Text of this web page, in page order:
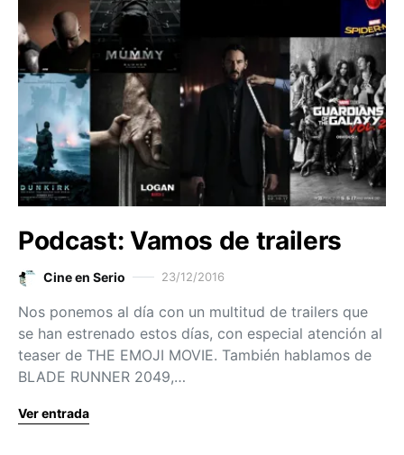
Podcast: Vamos de trailers
Cine en Serio 23/12/2016
Nos ponemos al día con un multitud de trailers que
se han estrenado estos días, con especial atención al
teaser de THE EMOJI MOVIE. También hablamos de
BLADE RUNNER 2049,…
Ver entrada